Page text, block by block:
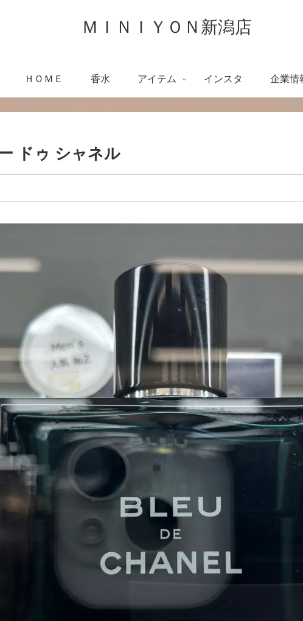
ＭＩＮＩＹＯＮ新潟店
ＨＯＭＥ 香水 アイテム インスタ 企業情
ドゥ シャネル